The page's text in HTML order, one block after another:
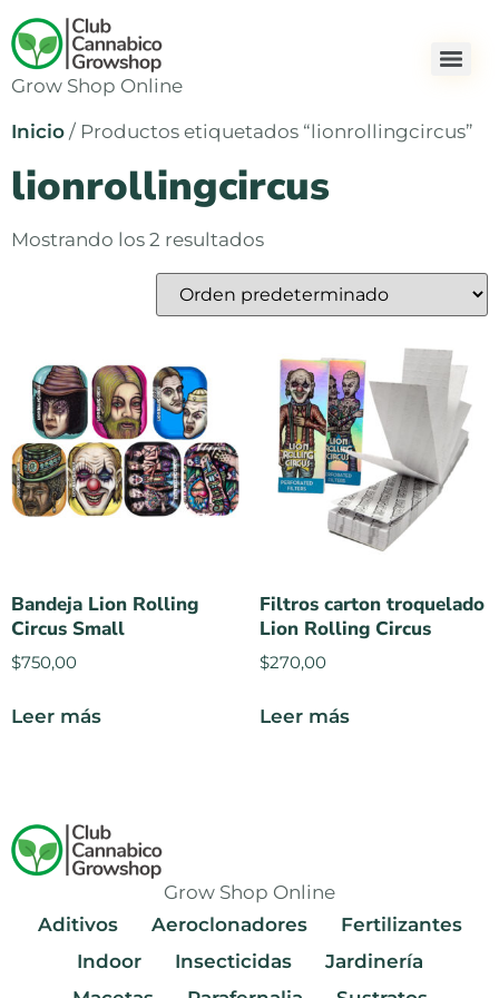
Grow Shop Online
Inicio / Productos etiquetados “lionrollingcircus”
lionrollingcircus
Mostrando los 2 resultados
Bandeja Lion Rolling
Circus Small
$750,00
Leer más
Filtros carton troquelado
Lion Rolling Circus
$270,00
Leer más
Grow Shop Online
Aditivos
Aeroclonadores
Fertilizantes
Indoor
Insecticidas
Jardinería